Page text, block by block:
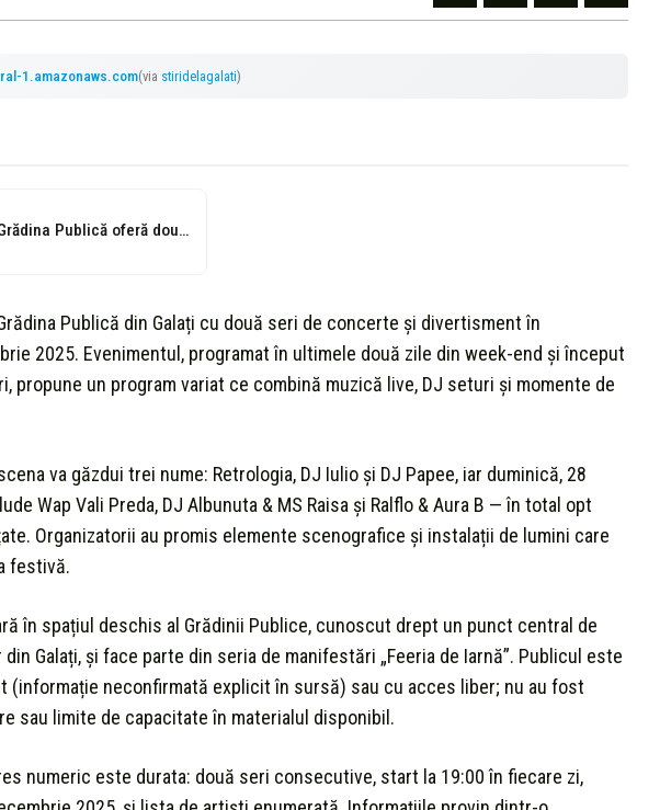
1.amazonaws.com(via stiridelagalati)
Feeria de Iarnă din Grădina Publică oferă două seri de distracție și...
Publică din Galați cu două seri de concerte și divertisment în
2025. Evenimentul, programat în ultimele două zile din week-end și început
propune un program variat ce combină muzică live, DJ seturi și momente de
va găzdui trei nume: Retrologia, DJ Iulio și DJ Papee, iar duminică, 28
Wap Vali Preda, DJ Albunuta & MS Raisa și Ralflo & Aura B — în total opt
Organizatorii au promis elemente scenografice și instalații de lumini care
festivă.
în spațiul deschis al Grădinii Publice, cunoscut drept un punct central de
Galați, și face parte din seria de manifestări „Feeria de Iarnă”. Publicul este
(informație neconfirmată explicit în sursă) sau cu acces liber; nu au fost
sau limite de capacitate în materialul disponibil.
numeric este durata: două seri consecutive, start la 19:00 în fiecare zi,